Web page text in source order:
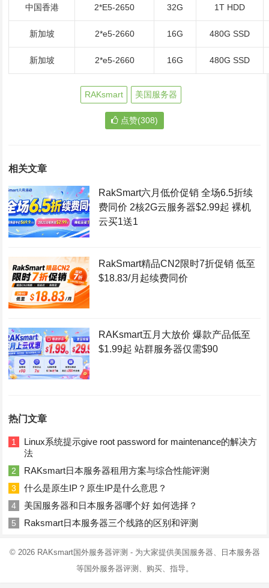
中国香港 2*E5-2650 32G 1T HDD
新加坡 2*e5-2660 16G 480G SSD
新加坡 2*e5-2660 16G 480G SSD
RAKsmart 美国服务器
点赞(308)
相关文章
RakSmart六月低价促销 全场6.5折续
费同价 2核2G云服务器$2.99起 裸机
云买1送1
RakSmart精品CN2限时7折促销 低至
$18.83/月起续费同价
RAKsmart五月大放价 爆款产品低至
$1.99起 站群服务器仅需$90
热门文章
1
Linux系统提示give root password for maintenance的解决方
法
2 RAKsmart日本服务器租用方案与综合性能评测
3 什么是原生IP？原生IP是什么意思？
4 美国服务器和日本服务器哪个好 如何选择？
5 Raksmart日本服务器三个线路的区别和评测
© 2026 RAKsmart国外服务器评测 - 为大家提供美国服务器、日本服务器
等国外服务器评测、购买、指导。